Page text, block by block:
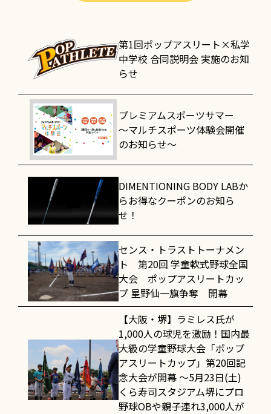
第1回ポップアスリート×私学
中学校 合同説明会 実施のお知
らせ
プレミアムスポーツサマー
～マルチスポーツ体験会開催
のお知らせ～
DIMENTIONING BODY LABか
らお得なクーポンのお知ら
せ！
センス・トラストトーナメン
ト 第20回 学童軟式野球全国
大会 ポップアスリートカッ
プ 星野仙一旗争奪 開幕
【大阪・堺】ラミレス氏が
1,000人の球児を激励！国内最
大級の学童野球大会「ポップ
アスリートカップ」第20回記
念大会が開幕 〜5月23日(土)
くら寿司スタジアム堺にプロ
野球OBや親子連れ3,000人が